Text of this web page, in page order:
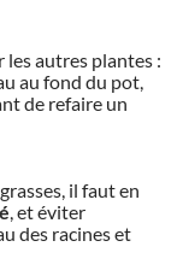
les autres plantes :
au fond du pot,
de refaire un
il faut en
, et éviter
des racines et